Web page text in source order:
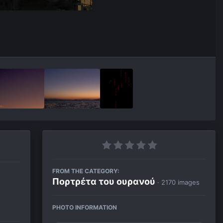
FROM THE CATEGORY:
Πορτρέτα του ουρανού · 2170 images
PHOTO INFORMATION